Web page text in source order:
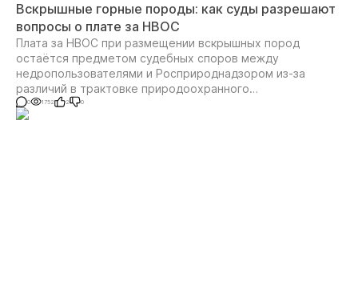
Вскрышные горные породы: как суды разрешают
вопросы о плате за НВОС
Плата за НВОС при размещении вскрышных пород
остаётся предметом судебных споров между
недропользователями и Росприроднадзором из-за
различий в трактовке природоохранного
законодательства
0 1752 2 0